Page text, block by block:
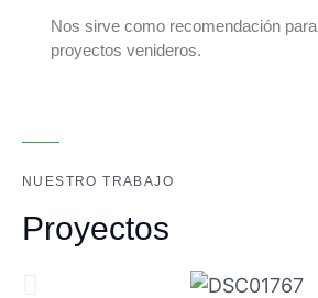
Nos sirve como recomendación para
proyectos venideros.
NUESTRO TRABAJO
Proyectos